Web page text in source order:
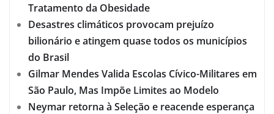
Tratamento da Obesidade
Desastres climáticos provocam prejuízo
bilionário e atingem quase todos os municípios
do Brasil
Gilmar Mendes Valida Escolas Cívico-Militares em
São Paulo, Mas Impõe Limites ao Modelo
Neymar retorna à Seleção e reacende esperança